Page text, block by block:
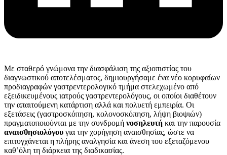
Με σταθερό γνώμονα την διασφάλιση της αξιοπιστίας του
διαγνωστικού αποτελέσματος, δημιουργήσαμε ένα νέο κορυφαίων
προδιαγραφών γαστρεντερολογικό τμήμα στελεχωμένο από
εξειδικευμένους ιατρούς γαστρεντερολόγους, οι οποίοι διαθέτουν
την απαιτούμενη κατάρτιση αλλά και πολυετή εμπειρία. Οι
εξετάσεις (γαστροσκόπηση, κολονοσκόπηση, λήψη βιοψιών)
πραγματοποιούνται με την συνδρομή νοσηλευτή και την παρουσία
αναισθησιολόγου για την χορήγηση αναισθησίας, ώστε να
επιτυγχάνεται η πλήρης αναλγησία και άνεση του εξεταζόμενου
καθ’όλη τη διάρκεια της διαδικασίας.